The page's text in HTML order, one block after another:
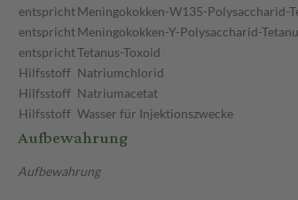
entsprichtMeningokokken-W135-Polysaccharid-
entsprichtMeningokokken-Y-Polysaccharid-
entsprichtTetanus-Toxoid
Hilfsstoff Natriumchlorid
Hilfsstoff Natriumacetat
Hilfsstoff Wasser für Injektionszwecke
Aufbewahrung
Aufbewahrung